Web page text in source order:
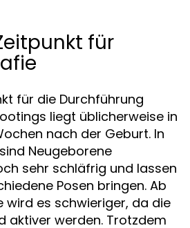
für
für die Durchführung
liegt üblicherweise in
nach der Geburt. In
Neugeborene
sehr schläfrig und lassen
Posen bringen. Ab
wird es schwieriger, da die
aktiver werden. Trotzdem